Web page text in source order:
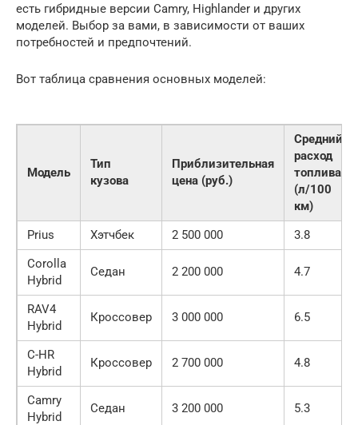
есть гибридные версии Camry, Highlander и других
моделей. Выбор за вами, в зависимости от ваших
потребностей и предпочтений.
Вот таблица сравнения основных моделей:
Модель
Тип
кузова
Приблизительная
цена (руб.)
Средний
расход
топлива
(л/100
км)
Prius
Хэтчбек 2 500 000
3.8
Corolla
Hybrid
Седан 2 200 000 4.7
RAV4
Hybrid
Кроссовер 3 000 000 6.5
C-HR
Hybrid
Кроссовер 2 700 000 4.8
Camry
Hybrid
Седан 3 200 000 5.3